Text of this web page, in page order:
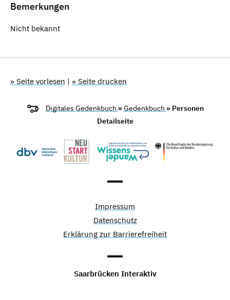
Bemerkungen
Nicht bekannt
» Seite vorlesen | » Seite drucken
Digitales Gedenkbuch »Gedenkbuch » Personen
Detailseite
Impressum
Datenschutz
Erklärung zur Barrierefreiheit
Saarbrücken Interaktiv